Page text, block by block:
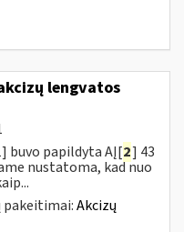
lengvatos
buvo papildyta AĮ[2] 43
nustatoma, kad nuo
pakeitimai:Akcizų